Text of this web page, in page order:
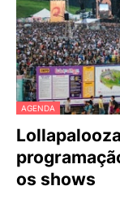
AGENDA
os shows